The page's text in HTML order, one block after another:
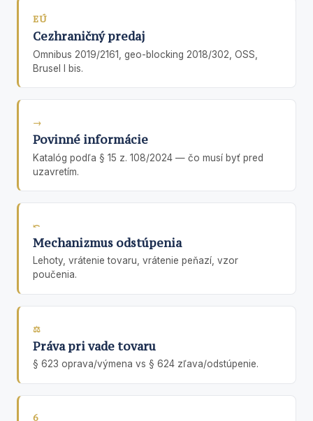
EÚ
Cezhraničný predaj
Omnibus 2019/2161, geo-blocking 2018/302, OSS,
Brusel I bis.
→
Povinné informácie
Katalóg podľa § 15 z. 108/2024 — čo musí byť pred
uzavretím.
⤺
Mechanizmus odstúpenia
Lehoty, vrátenie tovaru, vrátenie peňazí, vzor
poučenia.
⚖
Práva pri vade tovaru
§ 623 oprava/výmena vs § 624 zľava/odstúpenie.
6